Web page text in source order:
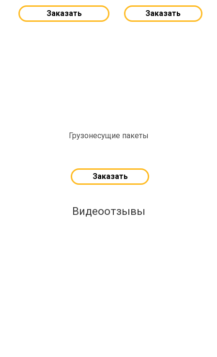
Заказать
Заказать
Грузонесущие пакеты
Заказать
Видеоотзывы